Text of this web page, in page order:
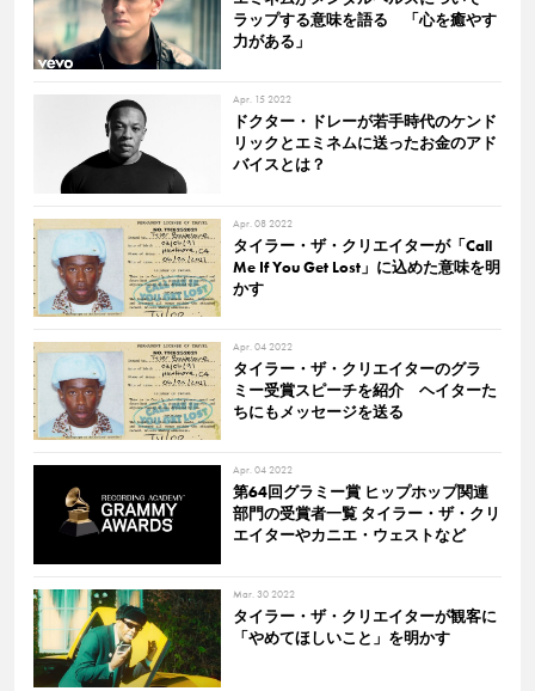
ラップする意味を語る 「心を癒やす
力がある」
Apr. 15 2022
ドクター・ドレーが若手時代のケンド
リックとエミネムに送ったお金のアド
バイスとは？
Apr. 08 2022
タイラー・ザ・クリエイターが「Call
Me If You Get Lost」に込めた意味を明
かす
Apr. 04 2022
タイラー・ザ・クリエイターのグラ
ミー受賞スピーチを紹介 ヘイターた
ちにもメッセージを送る
Apr. 04 2022
第64回グラミー賞 ヒップホップ関連
部門の受賞者一覧 タイラー・ザ・クリ
エイターやカニエ・ウェストなど
Mar. 30 2022
タイラー・ザ・クリエイターが観客に
「やめてほしいこと」を明かす